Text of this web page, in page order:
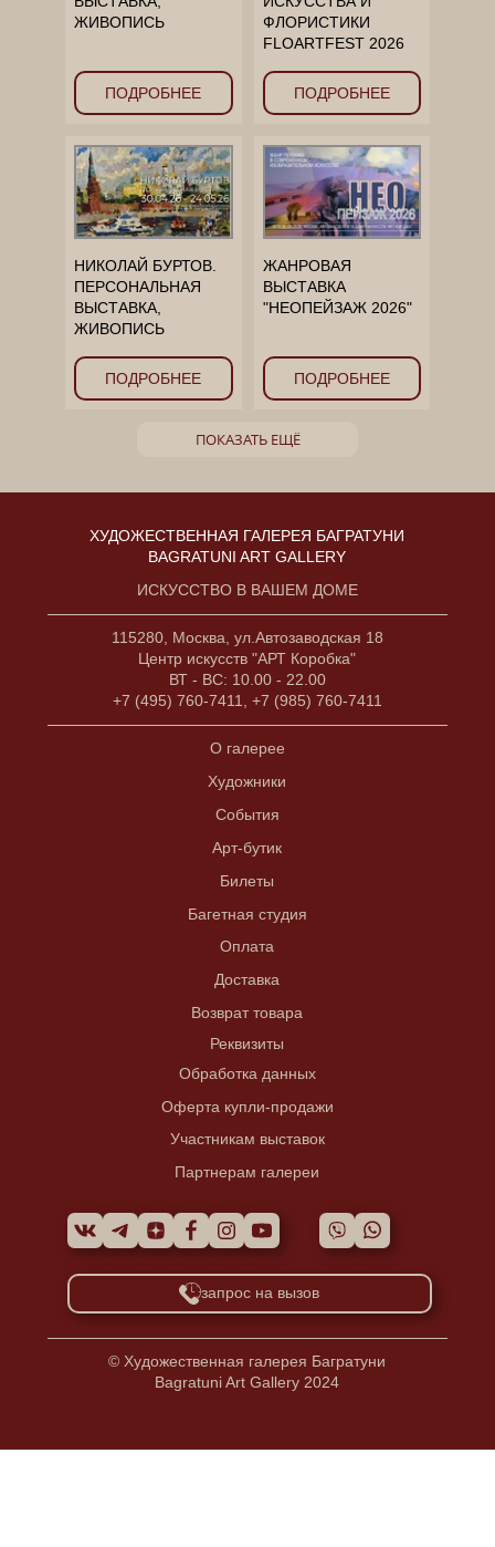
ЖИВОПИСЬ
ПОДРОБНЕЕ
ФЛОРИСТИКИ
FLOARTFEST 2026
ПОДРОБНЕЕ
НИКОЛАЙ БУРТОВ.
ПЕРСОНАЛЬНАЯ
ВЫСТАВКА,
ЖИВОПИСЬ
ПОДРОБНЕЕ
ЖАНРОВАЯ
ВЫСТАВКА
"НЕОПЕЙЗАЖ 2026"
ПОДРОБНЕЕ
ПОКАЗАТЬ ЕЩЁ
ХУДОЖЕСТВЕННАЯ ГАЛЕРЕЯ БАГРАТУНИ
BAGRATUNI ART GALLERY
ИСКУССТВО В ВАШЕМ ДОМЕ
115280, Москва, ул.Автозаводская 18
Центр искусств "АРТ Коробка"
ВТ - ВС: 10.00 - 22.00
+7 (495) 760-7411, +7 (985) 760-7411
О галерее
Художники
События
Арт-бутик
Билеты
Багетная студия
Оплата
Доставка
Возврат товара
Реквизиты
Обработка данных
Оферта купли-продажи
Участникам выставок
Партнерам галереи
запрос на вызов
© Художественная галерея Багратуни
Bagratuni Art Gallery 2024